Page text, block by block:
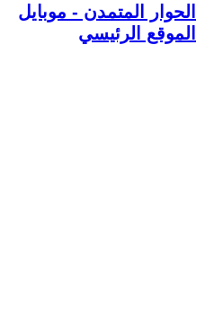
الحوار المتمدن - موبايل
الموقع الرئيسي